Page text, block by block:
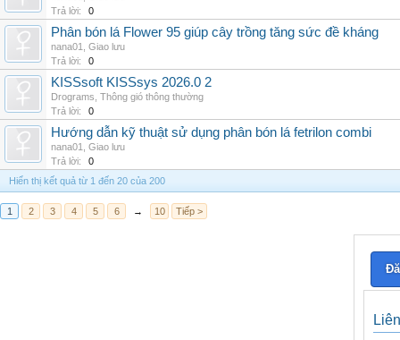
Trả lời:
0
Phân bón lá Flower 95 giúp cây trồng tăng sức đề kháng
nana01
Giao lưu
Trả lời:
0
KISSsoft KISSsys 2026.0 2
Drograms Thông gió thông thường
Trả lời:
0
Hướng dẫn kỹ thuật sử dụng phân bón lá fetrilon combi
nana01
Giao lưu
Trả lời:
0
Hiển thị kết quả từ 1 đến 20 của 200
1 2 3 4 5 6 → 10 Tiếp >